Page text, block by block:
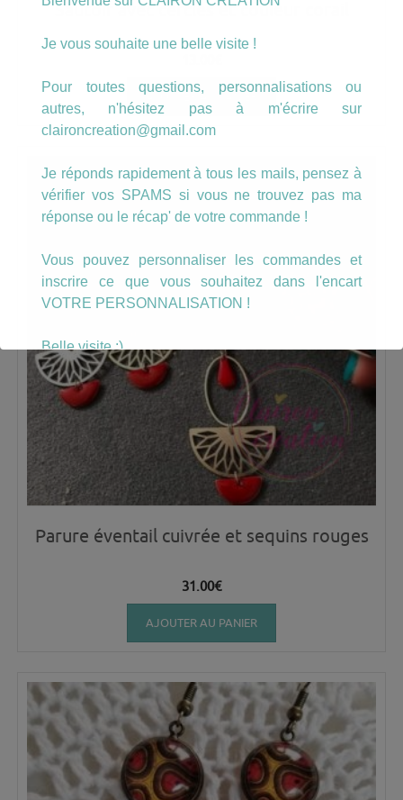
Sautoir avec cercles et couleur corail
AJOUTER AU PANIER
Parure éventail cuivrée et sequins rouges
31.00€
AJOUTER AU PANIER
Je vous souhaite une belle visite !
Pour toutes questions, personnalisations ou
autres, n'hésitez pas à m'écrire sur
claironcreation@gmail.com
Je réponds rapidement à tous les mails, pensez à
vérifier vos SPAMS si vous ne trouvez pas ma
réponse ou le récap' de votre commande !
Vous pouvez personnaliser les commandes et
inscrire ce que vous souhaitez dans l'encart
VOTRE PERSONNALISATION !
Belle visite :)